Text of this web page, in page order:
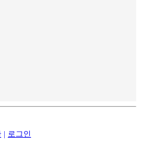
| 로그인